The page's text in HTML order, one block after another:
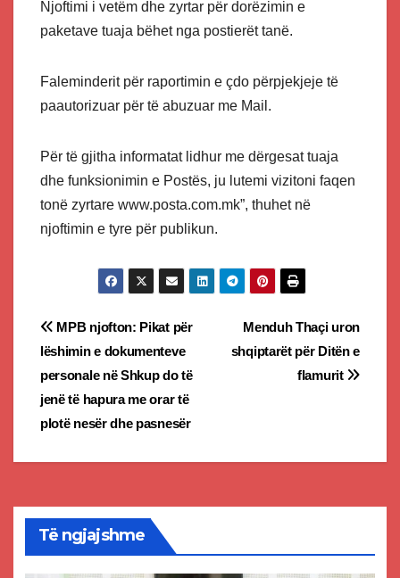
Njoftimi i vetëm dhe zyrtar për dorëzimin e
paketave tuaja bëhet nga postierët tanë.
Faleminderit për raportimin e çdo përpjekjeje të
paautorizuar për të abuzuar me Mail.
Për të gjitha informatat lidhur me dërgesat tuaja
dhe funksionimin e Postës, ju lutemi vizitoni faqen
tonë zyrtare www.posta.com.mk”, thuhet në
njoftimin e tyre për publikun.
Post
navigation
Menduh Thaçi uron
shqiptarët për Ditën e
flamurit
MPB njofton: Pikat për
lëshimin e dokumenteve
personale në Shkup do të
jenë të hapura me orar të
plotë nesër dhe pasnesër
Të ngjajshme